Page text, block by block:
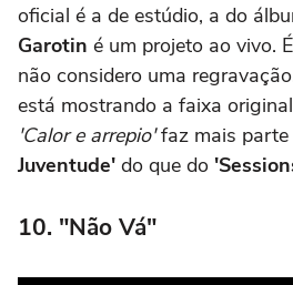
oficial é a de estúdio, a do
Garotin é um projeto ao vivo.
não considero uma
está mostrando a faixa
'Calor e arrepio'faz mais parte
Juventude' do que do
10. "Não Vá"